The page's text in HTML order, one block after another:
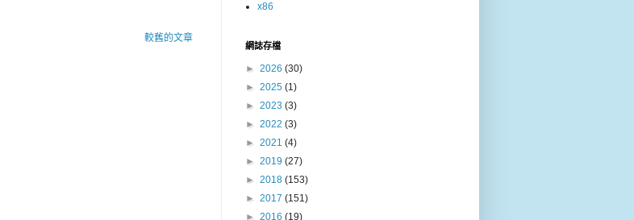
較舊的文章
x86
網誌存檔
► 2026 (30)
► 2025 (1)
► 2023 (3)
► 2022 (3)
► 2021 (4)
► 2019 (27)
► 2018 (153)
► 2017 (151)
► 2016 (19)